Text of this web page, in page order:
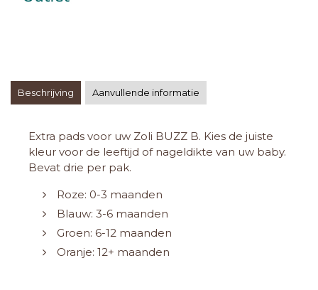
Beschrijving Aanvullende informatie
Extra pads voor uw Zoli BUZZ B. Kies de juiste
kleur voor de leeftijd of nageldikte van uw baby.
Bevat drie per pak.
Roze: 0-3 maanden
Blauw: 3-6 maanden
Groen: 6-12 maanden
Oranje: 12+ maanden